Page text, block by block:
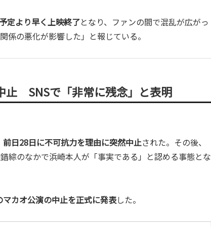
定より早く上映終了となり、ファンの間で混乱が広がっ
係の悪化が影響した」と報じている。
止 SNSで「非常に残念」と表明
前日28日に不可抗力を理由に突然中止された。その後、
綜のなかで浜崎本人が「事実である」と認める事態とな
カオ公演の中止を正式に発表した。